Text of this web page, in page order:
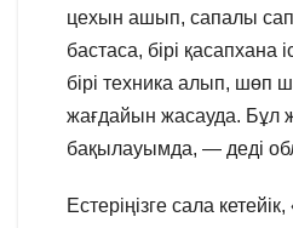
цехын ашып, сапалы
бастаса, бірі қасапхана
бірі техника алып, шөп
жағдайын жасауда. Бұл
бақылауымда, — деді
Естеріңізге сала